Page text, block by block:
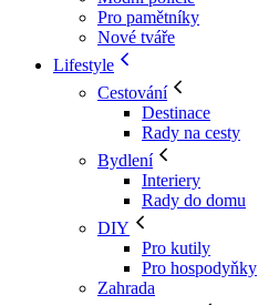
Pro pamětníky
Nové tváře
Lifestyle
Cestování
Destinace
Rady na cesty
Bydlení
Interiery
Rady do domu
DIY
Pro kutily
Pro hospodyňky
Zahrada